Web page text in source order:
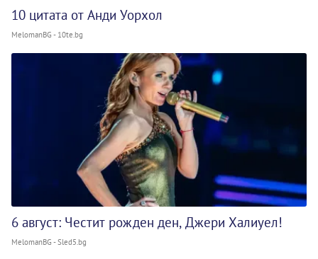
10 цитата от Анди Уорхол
MelomanBG - 10te.bg
6 август: Честит рожден ден, Джери Халиуел!
MelomanBG - Sled5.bg